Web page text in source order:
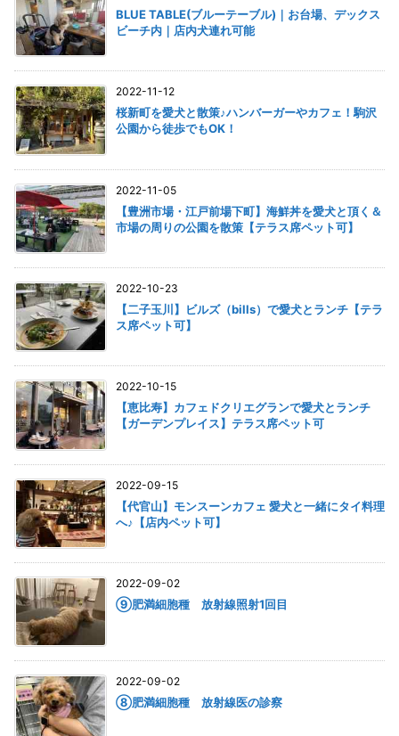
BLUE TABLE(ブルーテーブル)｜お台場、デックス
ビーチ内｜店内犬連れ可能
2022-11-12
桜新町を愛犬と散策♪ハンバーガーやカフェ！駒沢
公園から徒歩でもOK！
2022-11-05
【豊洲市場・江戸前場下町】海鮮丼を愛犬と頂く＆
市場の周りの公園を散策【テラス席ペット可】
2022-10-23
【二子玉川】ビルズ（bills）で愛犬とランチ【テラ
ス席ペット可】
2022-10-15
【恵比寿】カフェドクリエグランで愛犬とランチ
【ガーデンプレイス】テラス席ペット可
2022-09-15
【代官山】モンスーンカフェ 愛犬と一緒にタイ料理
へ♪【店内ペット可】
2022-09-02
⑨肥満細胞種 放射線照射1回目
2022-09-02
⑧肥満細胞種 放射線医の診察